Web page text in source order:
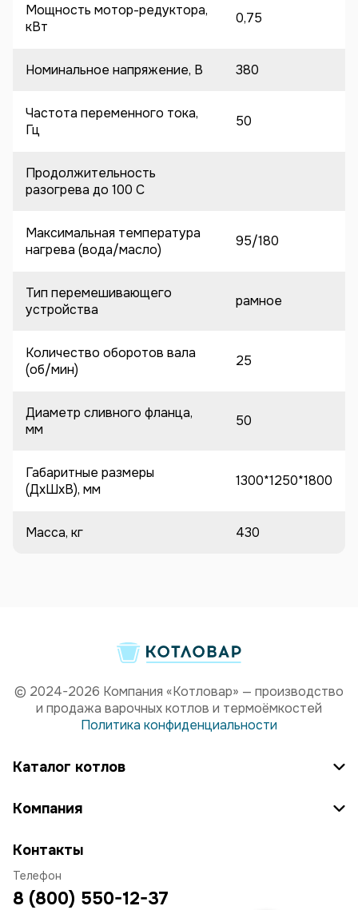
Мощность мотор-редуктора,
кВт
0,75
Номинальное напряжение, В 380
Частота переменного тока,
Гц
50
Продолжительность
разогрева до 100 C
Максимальная температура
нагрева (вода/масло)
95/180
Тип перемешивающего
устройства
рамное
Количество оборотов вала
(об/мин)
25
Диаметр сливного фланца,
мм
50
Габаритные размеры
(ДхШхВ), мм
1300*1250*1800
Масса, кг 430
© 2024-2026 Компания «Котловар» — производство
и продажа варочных котлов и термоёмкостей
Политика конфиденциальности
Каталог котлов
Компания
Контакты
Телефон
8 (800) 550-12-37